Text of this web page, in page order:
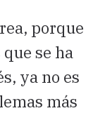
porque
se ha
ya no es
más